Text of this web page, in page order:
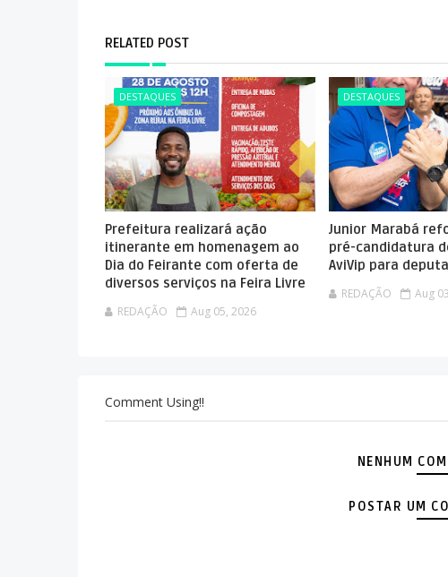
RELATED POST
DESTAQUES
Prefeitura realizará ação
itinerante em homenagem ao
Dia do Feirante com oferta de
diversos serviços na Feira Livre
REDAÇÃO Aug 05, 2026
DESTAQUES
Junior Marabá
pré-candidatura
AviVip para
REDAÇÃO Aug
Comment Using!!
NENHUM
POSTAR UM